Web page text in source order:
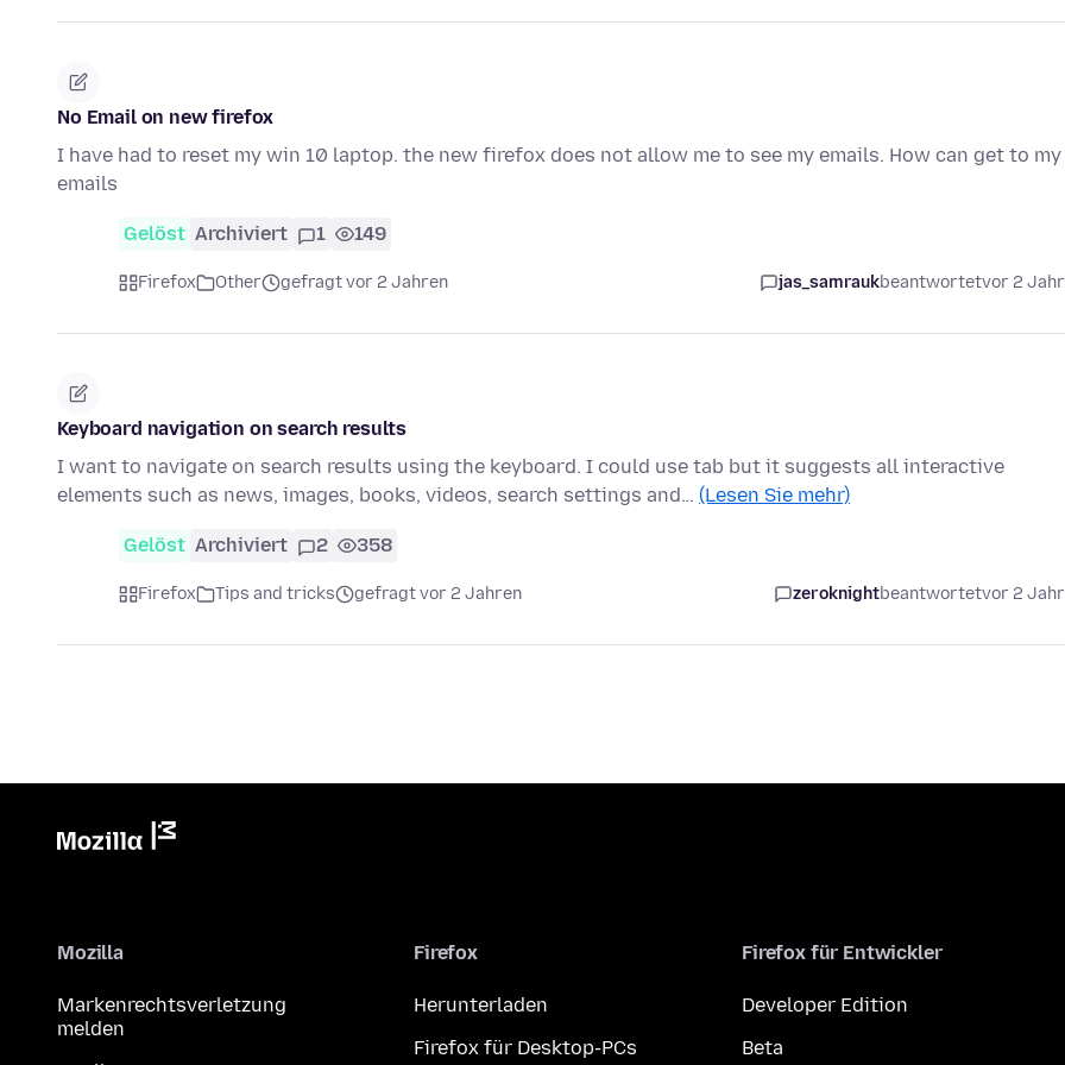
No Email on new firefox
I have had to reset my win 10 laptop. the new firefox does not allow me to see my emails. How can get to my
emails
Gelöst Archiviert 1 149
Firefox Other gefragt vor 2 Jahren jas_samraukbeantwortetvor 2
Keyboard navigation on search results
I want to navigate on search results using the keyboard. I could use tab but it suggests all interactive
elements such as news, images, books, videos, search settings and… (Lesen Sie mehr)
Gelöst Archiviert 2 358
Firefox Tips and tricks gefragt vor 2 Jahren zeroknightbeantwortetvor 2
Mozilla
Markenrechtsverletzung
melden
Firefox
Herunterladen
Firefox für Desktop-PCs
Firefox für Entwickler
Developer Edition
Beta